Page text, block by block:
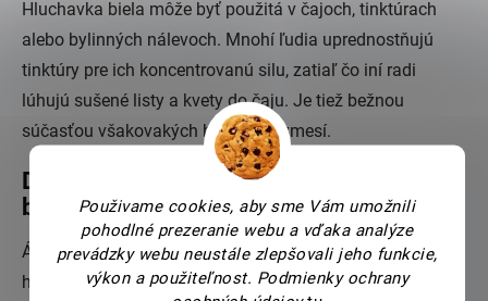
Použivame cookies, aby sme Vám umožnili
pohodlné prezeranie webu a vďaka analýze
prevádzky webu neustále zlepšovali jeho funkcie,
výkon a použiteľnost. Podmienky ochrany
Hluchavka biela môže byť použitá v čajoch, tinktúrach
alebo bylinných nálevoch. Mnohí ľudia uprednostňujú
tinktúry pre ich koncentrovanú silu, zatiaľ čo iní radi
lúhujú sušené listy a kvety do čaju. Je tiež bežnou
súčasťou všakovakých bylinných zmesí.
Dá sa hluchavka biela kombinovať s inými
bylinkami?
Áno, hluchavka biela sa často kombinuje napríklad s
harmančekom, nechtíkom alebo bazou. Nájdete ju ale aj v